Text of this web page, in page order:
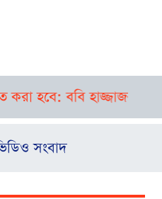
ববি হাজ্জাজবগুড়া-সিলেটে
সংবাদ